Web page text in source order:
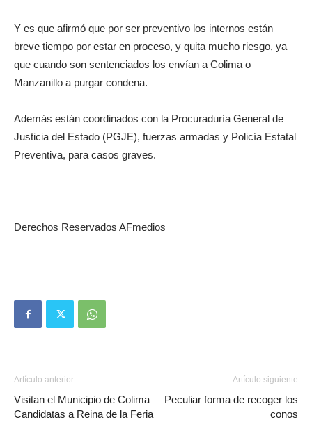
Y es que afirmó que por ser preventivo los internos están
breve tiempo por estar en proceso, y quita mucho riesgo, ya
que cuando son sentenciados los envían a Colima o
Manzanillo a purgar condena.
Además están coordinados con la Procuraduría General de
Justicia del Estado (PGJE), fuerzas armadas y Policía Estatal
Preventiva, para casos graves.
Derechos Reservados AFmedios
Artículo anterior
Visitan el Municipio de Colima
Candidatas a Reina de la Feria
Artículo siguiente
Peculiar forma de recoger los
conos